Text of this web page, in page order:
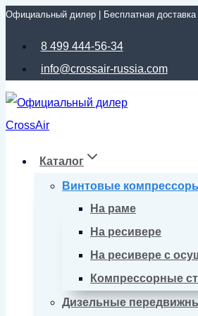
Перейти
Официальный дилер | Бесплатная
8 499 444-56-34
info@crossair-russia.com
Каталог
Винтовые
На раме
На ресивере
На ресивере с
Компрессорные
Дизельные